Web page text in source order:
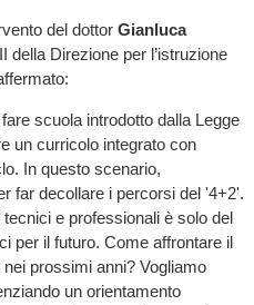
del dottor Gianluca
della Direzione per l’istruzione
scuola introdotto dalla Legge
un curricolo integrato con
In questo scenario,
far decollare i percorsi del '4+2'.
e professionali è solo del
per il futuro. Come affrontare il
prossimi anni? Vogliamo
un orientamento